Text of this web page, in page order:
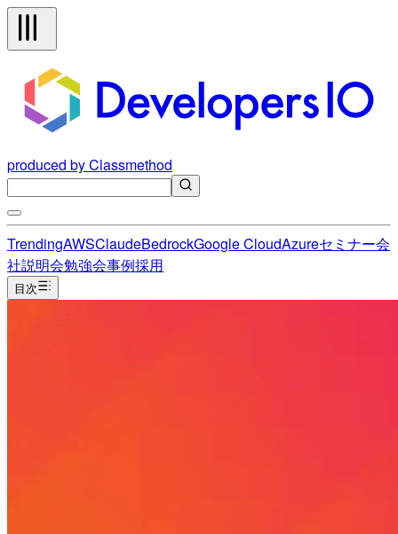
produced by Classmethod
TrendingAWSClaudeBedrockGoogle CloudAzureセミナー会
社説明会勉強会事例採用
目次